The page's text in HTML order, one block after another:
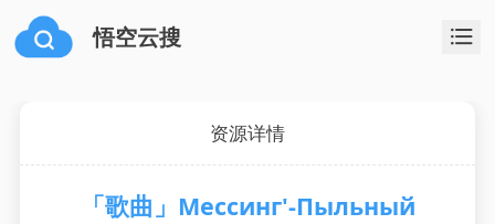
悟空云搜
资源详情
「歌曲」Мессинг'-Пыльный